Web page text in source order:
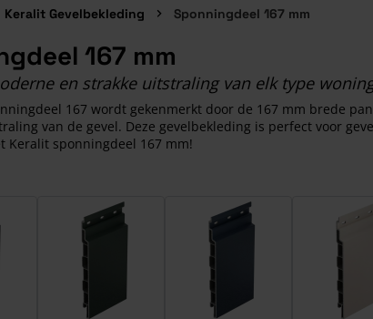
Keralit Gevelbekleding Sponningdeel 167 mm
167 mm
en strakke uitstraling van elk type
167 wordt gekenmerkt door de 167 mm brede
van de gevel. Deze gevelbekleding is perfect voor
Keralit sponningdeel 167 mm!
over te slaan